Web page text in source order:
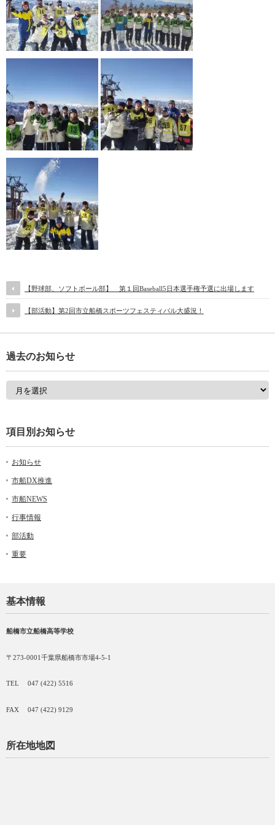
【野球部、ソフトボール部】 第１回Baseball5日本選手権予選に出場します
【部活動】第2回市立船橋スポーツフェスティバル大盛況！
過去のお知らせ
項目別お知らせ
お知らせ
市船DX推進
市船NEWS
行事情報
部活動
重要
基本情報
船橋市立船橋高等学校
〒273-0001千葉県船橋市市場4-5-1
TEL 047 (422) 5516
FAX 047 (422) 9129
所在地地図